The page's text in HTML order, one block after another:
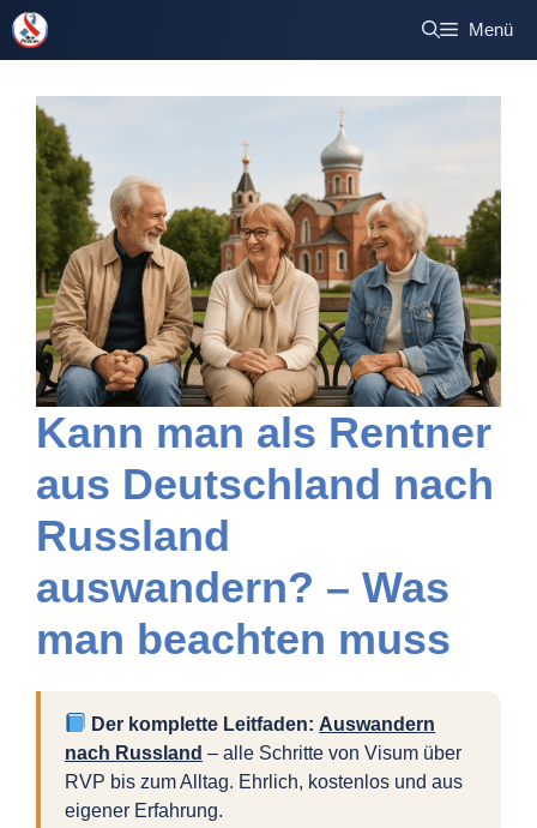
Zum
Inhalt
springen
Menü
Kann man als Rentner
aus Deutschland nach
Russland
auswandern? – Was
man beachten muss
Der komplette Leitfaden: Auswandern
nach Russland – alle Schritte von Visum über
RVP bis zum Alltag. Ehrlich, kostenlos und aus
eigener Erfahrung.